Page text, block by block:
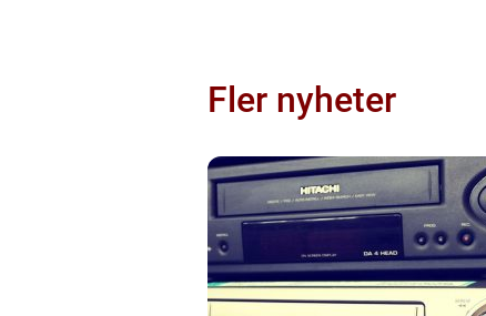
Fler nyheter